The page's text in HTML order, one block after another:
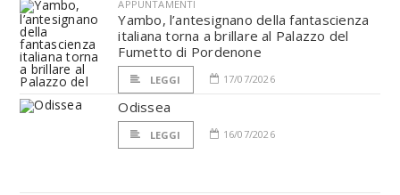
APPUNTAMENTI
Yambo, l’antesignano della fantascienza
italiana torna a brillare al Palazzo del
Fumetto di Pordenone
LEGGI 17/07/2026
Odissea
LEGGI 16/07/2026